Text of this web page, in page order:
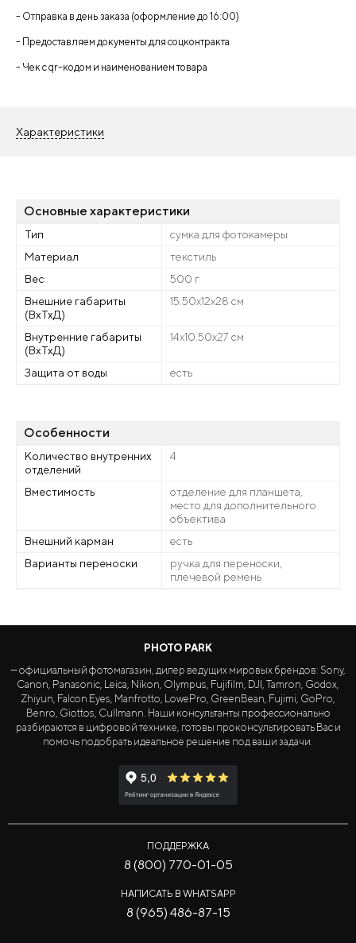
- Отправка в день заказа (оформление до 16:00)
- Предоставляем документы для соцконтракта
- Чек с qr-кодом и наименованием товара
Характеристики
Основные характеристики
Тип
сумка для фотокамеры
Материал
текстиль
Вес
500 г
Внешние габариты
(ВхТхД)
15.50х12х28 см
Внутренние габариты
(ВхТхД)
14х10.50х27 см
Защита от воды есть
Особенности
Количество внутренних
отделений
4
Вместимость
отделение для планшета,
место для дополнительного
объектива
Внешний карман
есть
Варианты переноски
ручка для переноски,
плечевой ремень
PHOTO PARK
— официальный фотомагазин, дилер ведущих мировых брендов: Sony,
Canon, Panasonic, Leica, Nikon, Olympus, Fujifilm, DJI, Tamron, Godox,
Zhiyun, Falcon Eyes, Manfrotto, LowePro, GreenBean, Fujimi, GoPro,
Benro, Giottos, Cullmann. Наши консультанты профессионально
разбираются в цифровой технике, готовы проконсультировать Вас и
помочь подобрать идеальное решение под ваши задачи.
ПОДДЕРЖКА
8 (800) 770-01-05
НАПИСАТЬ В WHATSAPP
8 (965) 486-87-15